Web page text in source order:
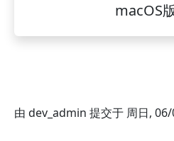
macOS
由 dev_admin 提交于 周日,